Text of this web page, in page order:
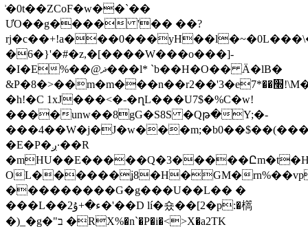
͗�0t��ZCoF�w��`��
ƯO��g���� '�� ��?
�6�}'�#�z,�[����W���o���]-
�I�E%��@ޛ���l* `b��H�O�� Ӓ�lB�
&P�8�>��m�m���n��r2��'3�e׭��*7!\M���-
�h!�C 1xJ���<�-�ղL���U7$�%C�ԝ!
����unw��8gG�S8S �Qթ�Y;�-
�E�P�ږ·��R
OL������ʝ8�H�GM�
���������G�g���U��L�� �
���L��ء�+ۇ2�'��D lí�숐��[2�p:�㰏
�)_�g�"ב �RX%�n`�P�i�<>X�a2TK